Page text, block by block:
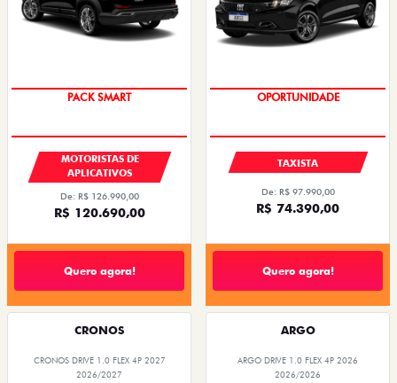
PACK SMART
MOTORISTAS DE
APLICATIVOS
De: R$ 126.990,00
R$ 120.690,00
Quero agora!
OPORTUNIDADE
TAXISTA
De: R$ 97.990,00
R$ 74.390,00
Quero agora!
CRONOS
CRONOS DRIVE 1.0 FLEX 4P 2027
2026/2027
ARGO
ARGO DRIVE 1.0 FLEX 4P 2026
2026/2026